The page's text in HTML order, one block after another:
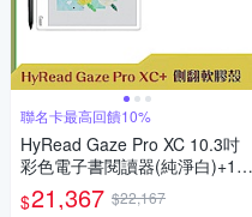
聯名卡最高回饋10%
HyRead Gaze Pro XC 10.3吋
彩色電子書閱讀器(純淨白)+10.
3吋側翻軟膠殼 (組合)
$21,367 $22,167